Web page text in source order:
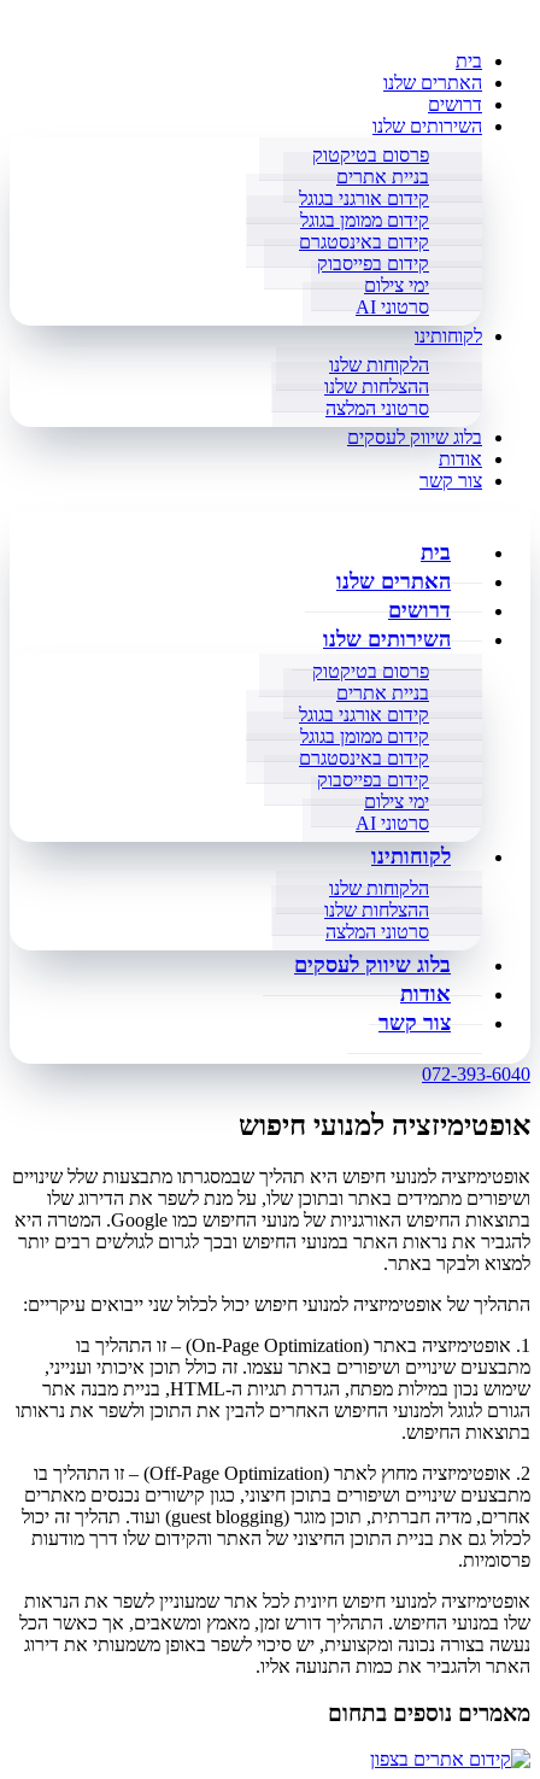
בית
האתרים שלנו
דרושים
השירותים שלנו
פרסום בטיקטוק
בניית אתרים
קידום אורגני בגוגל
קידום ממומן בגוגל
קידום באינסטגרם
קידום בפייסבוק
ימי צילום
סרטוני AI
לקוחותינו
הלקוחות שלנו
ההצלחות שלנו
סרטוני המלצה
בלוג שיווק לעסקים
אודות
צור קשר
בית
האתרים שלנו
דרושים
השירותים שלנו
פרסום בטיקטוק
בניית אתרים
קידום אורגני בגוגל
קידום ממומן בגוגל
קידום באינסטגרם
קידום בפייסבוק
ימי צילום
סרטוני AI
לקוחותינו
הלקוחות שלנו
ההצלחות שלנו
סרטוני המלצה
בלוג שיווק לעסקים
אודות
צור קשר
072-393-6040
אופטימיזציה למנועי חיפוש
אופטימיזציה למנועי חיפוש היא תהליך שבמסגרתו מתבצעות שלל שינויים
ושיפורים מתמידים באתר ובתוכן שלו, על מנת לשפר את הדירוג שלו
בתוצאות החיפוש האורגניות של מנועי החיפוש כמו Google. המטרה היא
להגביר את נראות האתר במנועי החיפוש ובכך לגרום לגולשים רבים יותר
למצוא ולבקר באתר.
התהליך של אופטימיזציה למנועי חיפוש יכול לכלול שני ייבואים עיקריים:
1. אופטימיזציה באתר (On-Page Optimization) – זו התהליך בו
מתבצעים שינויים ושיפורים באתר עצמו. זה כולל תוכן איכותי וענייני,
שימוש נכון במילות מפתח, הגדרת תגיות ה-HTML, בניית מבנה אתר
הגורם לגוגל ולמנועי החיפוש האחרים להבין את התוכן ולשפר את נראותו
בתוצאות החיפוש.
2. אופטימיזציה מחוץ לאתר (Off-Page Optimization) – זו התהליך בו
מתבצעים שינויים ושיפורים בתוכן חיצוני, כגון קישורים נכנסים מאתרים
אחרים, מדיה חברתית, תוכן מוגר (guest blogging) ועוד. תהליך זה יכול
לכלול גם את בניית התוכן החיצוני של האתר והקידום שלו דרך מודעות
פרסומיות.
אופטימיזציה למנועי חיפוש חיונית לכל אתר שמעוניין לשפר את הנראות
שלו במנועי החיפוש. התהליך דורש זמן, מאמץ ומשאבים, אך כאשר הכל
נעשה בצורה נכונה ומקצועית, יש סיכוי לשפר באופן משמעותי את דירוג
האתר ולהגביר את כמות התנועה אליו.
מאמרים נוספים בתחום